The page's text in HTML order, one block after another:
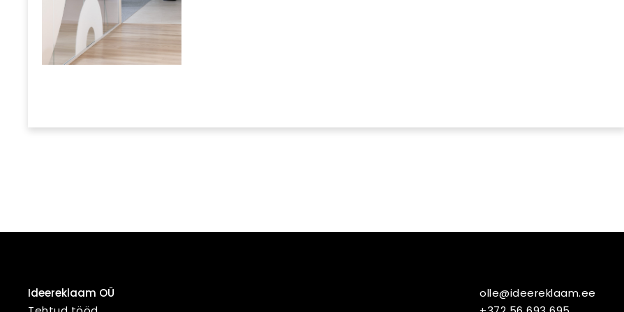
Ideereklaam OÜ
olle@ideereklaam.ee